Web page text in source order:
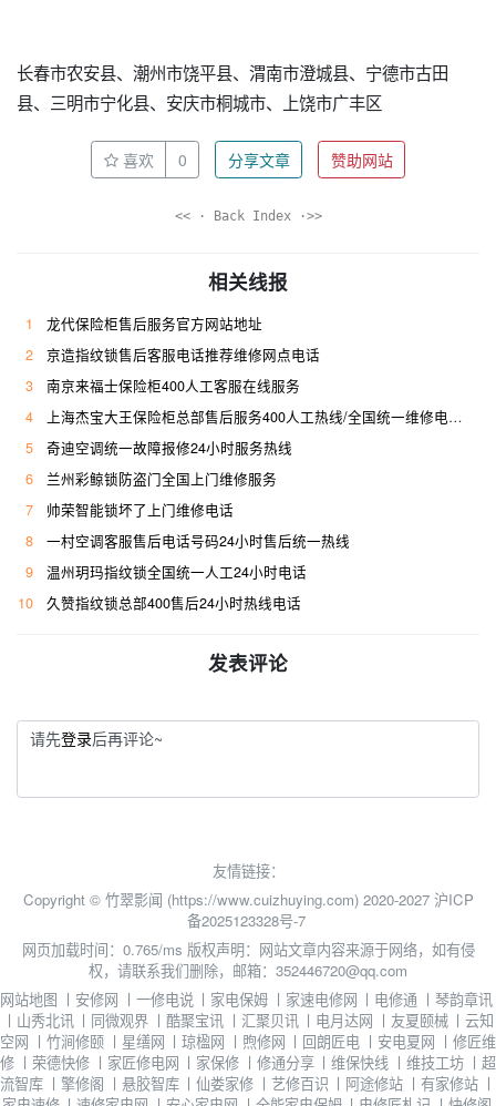
长春市农安县、潮州市饶平县、渭南市澄城县、宁德市古田
县、三明市宁化县、安庆市桐城市、上饶市广丰区
喜欢 0 分享文章 赞助网站
<< · Back Index ·>>
相关线报
1
龙代保险柜售后服务官方网站地址
2
京造指纹锁售后客服电话推荐维修网点电话
3
南京来福士保险柜400人工客服在线服务
4
上海杰宝大王保险柜总部售后服务400人工热线/全国统一维修电话是多少
5
奇迪空调统一故障报修24小时服务热线
6
兰州彩鲸锁防盗门全国上门维修服务
7
帅荣智能锁坏了上门维修电话
8
一村空调客服售后电话号码24小时售后统一热线
9
温州玥玛指纹锁全国统一人工24小时电话
10
久赞指纹锁总部400售后24小时热线电话
发表评论
请先登录后再评论~
友情链接：
Copyright © 竹翠影闻 (https://www.cuizhuying.com) 2020-2027 沪ICP
备2025123328号-7
网页加载时间：0.765/ms 版权声明：网站文章内容来源于网络，如有侵
权，请联系我们删除，邮箱：352446720@qq.com
网站地图 丨 安修网 丨 一修电说 丨 家电保姆 丨 家速电修网 丨 电修通 丨琴韵章讯
丨 山秀北讯 丨 同微观界 丨 酷聚宝讯 丨 汇聚贝讯 丨 电月达网 丨 友夏颐械 丨云知
空网 丨 竹涧修颐 丨 星缮网 丨琼楹网 丨 煦修网 丨 回朗匠电 丨 安电夏网 丨 修匠维
修 丨 荣德快修 丨 家匠修电网 丨 家保修 丨 修通分享 丨维保快线 丨维技工坊 丨 超
流智库 丨 擎修阁 丨 悬胶智库 丨仙娄家修 丨 艺修百识 丨 阿途修站 丨 有家修站 丨